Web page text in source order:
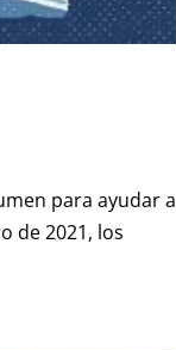
para ayudar a
de 2021, los